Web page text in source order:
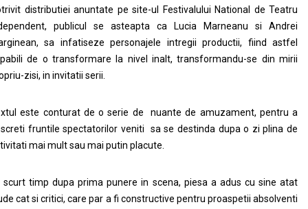
distributiei anuntate pe site-ul Festivalului National de Teatru
publicul se asteapta ca Lucia Marneanu si Andrei
sa infatiseze personajele intregii productii, fiind astfel
de o transformare la nivel inalt, transformandu-se din mirii
zisi, in invitatii serii.
este conturat de o serie de nuante de amuzament, pentru a
fruntile spectatorilor veniti sa se destinda dupa o zi plina de
mai mult sau mai putin placute.
scurt timp dupa prima punere in scena, piesa a adus cu sine atat
cat si critici, care par a fi constructive pentru proaspetii absolventi